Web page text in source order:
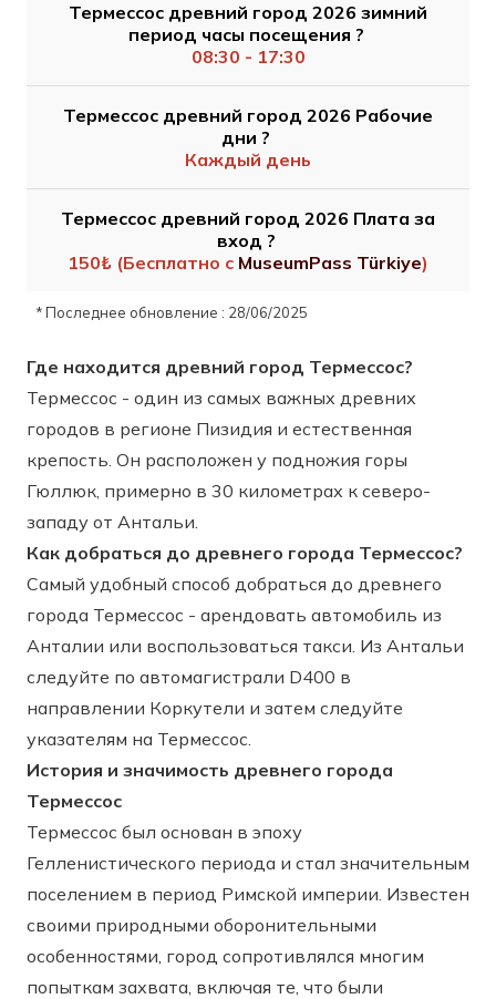
Термессос древний город 2026 зимний
период часы посещения ?
08:30 - 17:30
Термессос древний город 2026 Рабочие
дни ?
Каждый день
Термессос древний город 2026 Плата за
вход ?
150₺ (Бесплатно с MuseumPass Türkiye)
* Последнее обновление : 28/06/2025
Где находится древний город Термессос?
Термессос - один из самых важных древних
городов в регионе Пизидия и естественная
крепость. Он расположен у подножия горы
Гюллюк, примерно в 30 километрах к северо-
западу от Антальи.
Как добраться до древнего города Термессос?
Самый удобный способ добраться до древнего
города Термессос - арендовать автомобиль из
Анталии или воспользоваться такси. Из Антальи
следуйте по автомагистрали D400 в
направлении Коркутели и затем следуйте
указателям на Термессос.
История и значимость древнего города
Термессос
Термессос был основан в эпоху
Гелленистического периода и стал значительным
поселением в период Римской империи. Известен
своими природными оборонительными
особенностями, город сопротивлялся многим
попыткам захвата, включая те, что были